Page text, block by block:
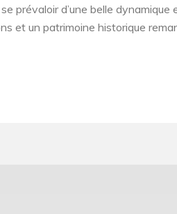
prévaloir d’une belle
et un patrimoine historique